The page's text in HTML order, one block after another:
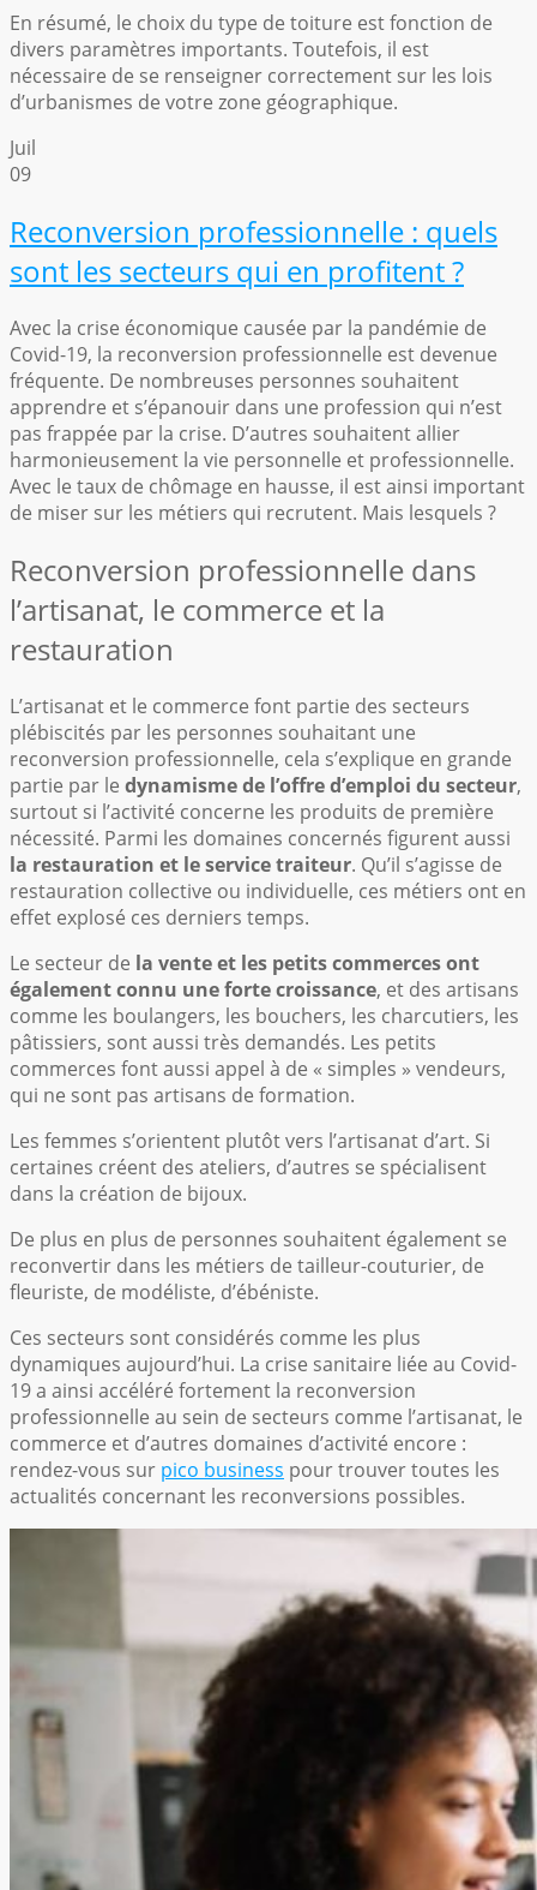
En résumé, le choix du type de toiture est fonction de
divers paramètres importants. Toutefois, il est
nécessaire de se renseigner correctement sur les lois
d’urbanismes de votre zone géographique.
Juil
09
Reconversion professionnelle : quels
sont les secteurs qui en profitent ?
Avec la crise économique causée par la pandémie de
Covid-19, la reconversion professionnelle est devenue
fréquente. De nombreuses personnes souhaitent
apprendre et s’épanouir dans une profession qui n’est
pas frappée par la crise. D’autres souhaitent allier
harmonieusement la vie personnelle et professionnelle.
Avec le taux de chômage en hausse, il est ainsi important
de miser sur les métiers qui recrutent. Mais lesquels ?
Reconversion professionnelle dans
l’artisanat, le commerce et la
restauration
L’artisanat et le commerce font partie des secteurs
plébiscités par les personnes souhaitant une
reconversion professionnelle, cela s’explique en grande
partie par le dynamisme de l’offre d’emploi du secteur,
surtout si l’activité concerne les produits de première
nécessité. Parmi les domaines concernés figurent aussi
la restauration et le service traiteur. Qu’il s’agisse de
restauration collective ou individuelle, ces métiers ont en
effet explosé ces derniers temps.
Le secteur de la vente et les petits commerces ont
également connu une forte croissance, et des artisans
comme les boulangers, les bouchers, les charcutiers, les
pâtissiers, sont aussi très demandés. Les petits
commerces font aussi appel à de « simples » vendeurs,
qui ne sont pas artisans de formation.
Les femmes s’orientent plutôt vers l’artisanat d’art. Si
certaines créent des ateliers, d’autres se spécialisent
dans la création de bijoux.
De plus en plus de personnes souhaitent également se
reconvertir dans les métiers de tailleur-couturier, de
fleuriste, de modéliste, d’ébéniste.
Ces secteurs sont considérés comme les plus
dynamiques aujourd’hui. La crise sanitaire liée au Covid-
19 a ainsi accéléré fortement la reconversion
professionnelle au sein de secteurs comme l’artisanat, le
commerce et d’autres domaines d’activité encore :
rendez-vous sur pico business pour trouver toutes les
actualités concernant les reconversions possibles.